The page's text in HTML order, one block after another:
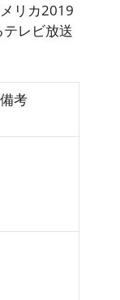
リカ2019
レビ放送
備考